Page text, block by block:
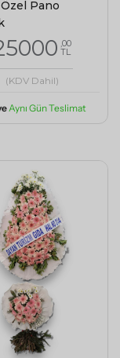
Pano
,00
TL
(KDV Dahil)
Aynı Gün Teslimat